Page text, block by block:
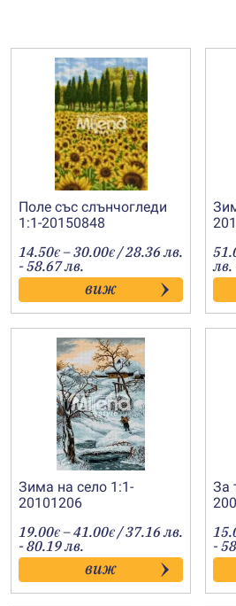
Поле със слънчогледи
1:1-20150848
14.50€ –30.00€Price
range:
14.50€
through
30.00€
/ 28.36 лв.
- 58.67 лв.
виж
лв.
Зима на село 1:1-
20101206
19.00€ –41.00€Price
range:
19.00€
through
41.00€
/ 37.16 лв.
- 80.19 лв.
виж
За
-